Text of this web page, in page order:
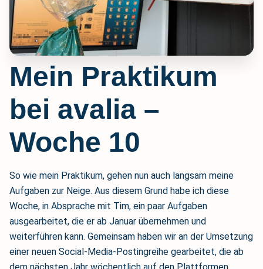
Mein Praktikum
bei avalia –
Woche 10
So wie mein Praktikum, gehen nun auch langsam meine
Aufgaben zur Neige. Aus diesem Grund habe ich diese
Woche, in Absprache mit Tim, ein paar Aufgaben
ausgearbeitet, die er ab Januar übernehmen und
weiterführen kann. Gemeinsam haben wir an der Umsetzung
einer neuen Social-Media-Postingreihe gearbeitet, die ab